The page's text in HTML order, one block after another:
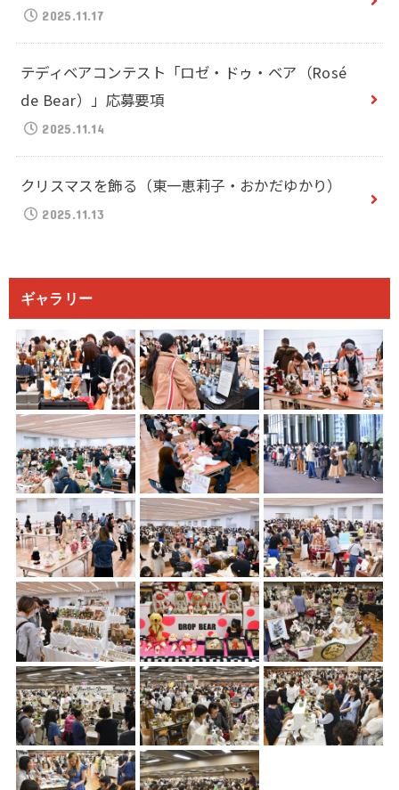
2025.11.17
テディベアコンテスト「ロゼ・ドゥ・ベア（Rosé
de Bear）」応募要項
2025.11.14
クリスマスを飾る（東一恵莉子・おかだゆかり）
2025.11.13
ギャラリー